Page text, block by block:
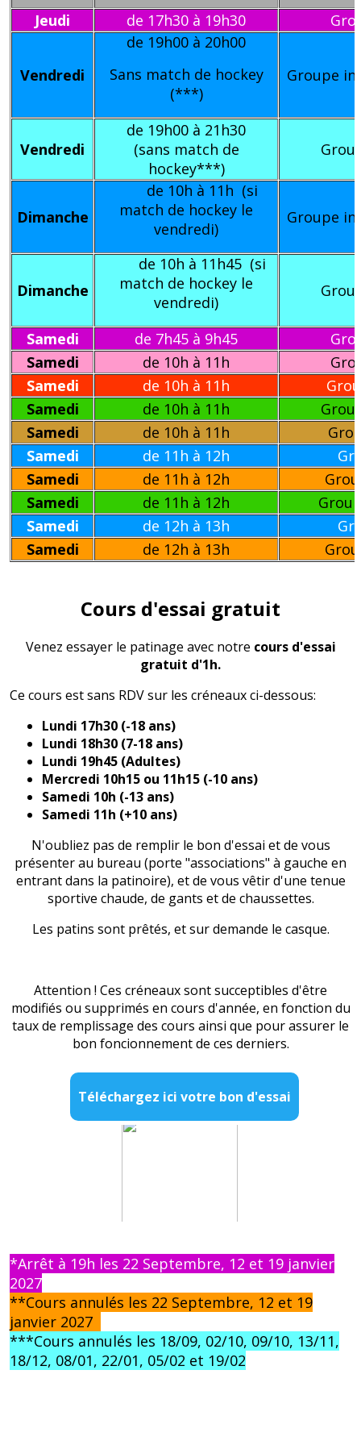
Jeudi de 17h30 à 19h30
Vendredi
de 19h00 à 20h00
Sans match de hockey
(***)
Groupe
Vendredi
de 19h00 à 21h30
(sans match de
hockey***)
Dimanche
de 10h à 11h (si
match de hockey le
vendredi)
Groupe
Dimanche
de 10h à 11h45 (si
match de hockey le
vendredi)
Samedi de 7h45 à 9h45
Samedi
de 10h à 11h
Samedi
de 10h à 11h
Samedi
de 10h à 11h
Samedi
de 10h à 11h
Samedi
de 11h à 12h
Samedi
de 11h à 12h
Samedi
de 11h à 12h
Samedi
de 12h à 13h
Samedi
de 12h à 13h
Cours d'essai gratuit
Venez essayer le patinage avec notre cours d'essai
gratuit d'1h.
Ce cours est sans RDV sur les créneaux ci-dessous:
Lundi 17h30 (-18 ans)
Lundi 18h30 (7-18 ans)
Lundi 19h45 (Adultes)
Mercredi 10h15 ou 11h15 (-10 ans)
Samedi 10h (-13 ans)
Samedi 11h (+10 ans)
N'oubliez pas de remplir le bon d'essai et de vous
présenter au bureau (porte "associations" à gauche en
entrant dans la patinoire), et de vous vêtir d'une tenue
sportive chaude, de gants et de chaussettes.
Les patins sont prêtés, et sur demande le casque.
Attention ! Ces créneaux sont succeptibles d'être
modifiés ou supprimés en cours d'année, en fonction du
taux de remplissage des cours ainsi que pour assurer le
bon foncionnement de ces derniers.
Téléchargez ici votre bon d'essai
*Arrêt à 19h les 22 Septembre, 12 et 19 janvier
2027
**Cours annulés les 22 Septembre, 12 et 19
janvier 2027
***Cours annulés les 18/09, 02/10, 09/10, 13/11,
18/12, 08/01, 22/01, 05/02 et 19/02